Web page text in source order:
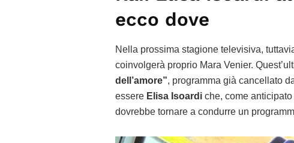
ecco dove
Nella prossima stagione televisiva,
coinvolgerà proprio Mara Venier.
dell’amore”, programma già cancellato
essere Elisa Isoardi che, come
dovrebbe tornare a condurre un